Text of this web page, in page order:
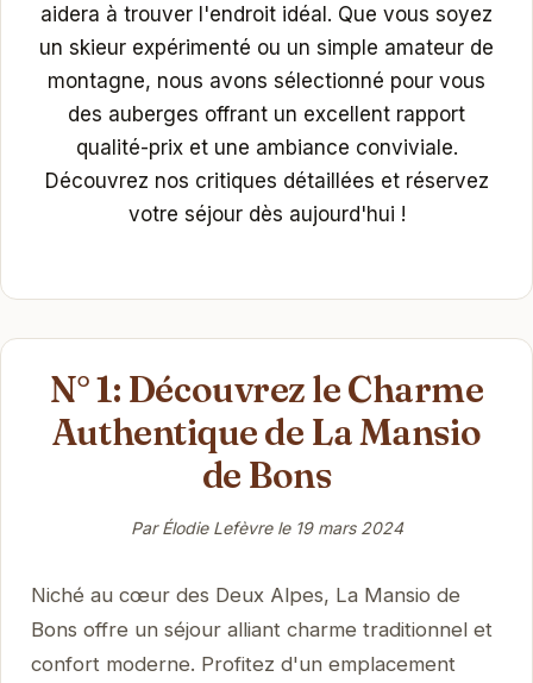
aidera à trouver l'endroit idéal. Que vous soyez
un skieur expérimenté ou un simple amateur de
montagne, nous avons sélectionné pour vous
des auberges offrant un excellent rapport
qualité-prix et une ambiance conviviale.
Découvrez nos critiques détaillées et réservez
votre séjour dès aujourd'hui !
N° 1: Découvrez le Charme
Authentique de La Mansio
de Bons
Par Élodie Lefèvre le 19 mars 2024
Niché au cœur des Deux Alpes, La Mansio de
Bons offre un séjour alliant charme traditionnel et
confort moderne. Profitez d'un emplacement